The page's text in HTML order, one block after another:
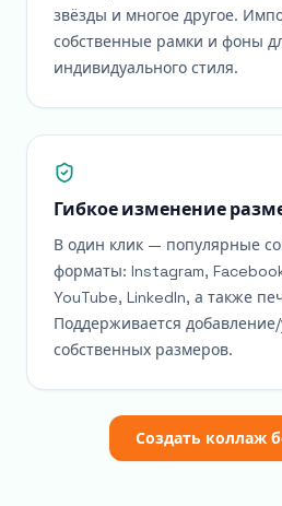
звёзды и многое другое.
собственные рамки и фоны
индивидуального стиля.
Гибкое изменение
В один клик — популярные
форматы: Instagram,
YouTube, LinkedIn, а также
Поддерживается
собственных размеров.
Создать коллаж